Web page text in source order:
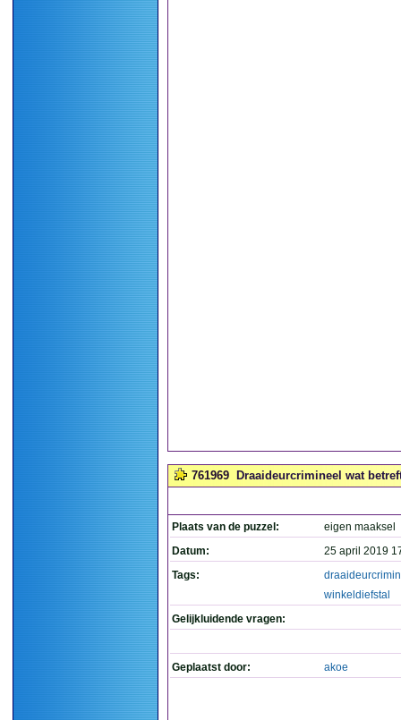
761969 Draaideurcrimineel wat
Plaats van de puzzel:
eigen maaksel
Datum:
25 april 2019
Tags:
winkeldiefstal
Gelijkluidende vragen:
Geplaatst door: akoe